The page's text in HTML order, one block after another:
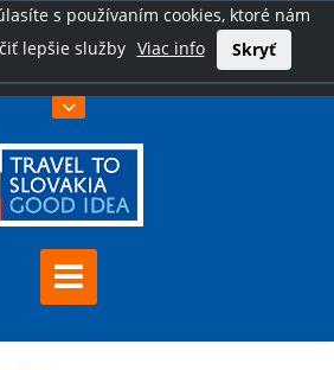
s používaním cookies, ktoré nám
lepšie služby Viac info Skryť